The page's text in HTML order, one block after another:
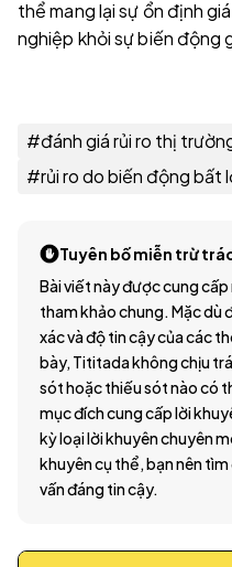
thể mang lại sự ổn định
nghiệp khỏi sự biến động
#đánh giá rủi ro thị
#rủi ro do biến động bất
Tuyên bố miễn trừ
Bài viết này được cung
tham khảo chung. Mặc dù
xác và độ tin cậy của các
bày, Tititada không chịu
sót hoặc thiếu sót nào có
mục đích cung cấp lời
kỳ loại lời khuyên chuyên
khuyên cụ thể, bạn nên
vấn đáng tin cậy.